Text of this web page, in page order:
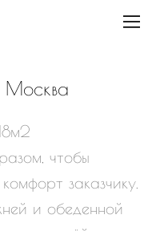
чтобы
заказчику.
и обеденной